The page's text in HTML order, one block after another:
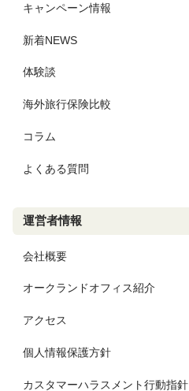
キャンペーン情報
新着NEWS
体験談
海外旅行保険比較
コラム
よくある質問
運営者情報
会社概要
オークランドオフィス紹介
アクセス
個人情報保護方針
カスタマーハラスメント行動指針